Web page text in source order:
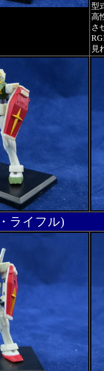
型
高
さ
見
ライフル)